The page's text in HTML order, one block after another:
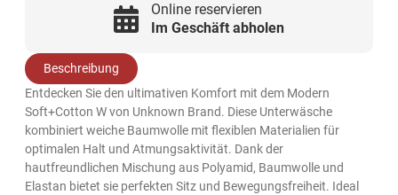
Online reservieren
Im Geschäft abholen
Beschreibung
Entdecken Sie den ultimativen Komfort mit dem Modern
Soft+Cotton W von Unknown Brand. Diese Unterwäsche
kombiniert weiche Baumwolle mit flexiblen Materialien für
optimalen Halt und Atmungsaktivität. Dank der
hautfreundlichen Mischung aus Polyamid, Baumwolle und
Elastan bietet sie perfekten Sitz und Bewegungsfreiheit. Ideal